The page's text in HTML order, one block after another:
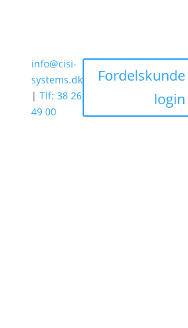
info@cisi-
systems.dk
| Tlf: 38 26
49 00
Fordelskunde
login